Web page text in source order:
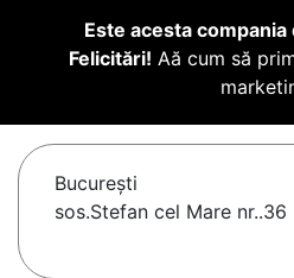
Este acesta
Felicitări! Aă cum să
Bucureşti
sos.Stefan cel Mare nr..36